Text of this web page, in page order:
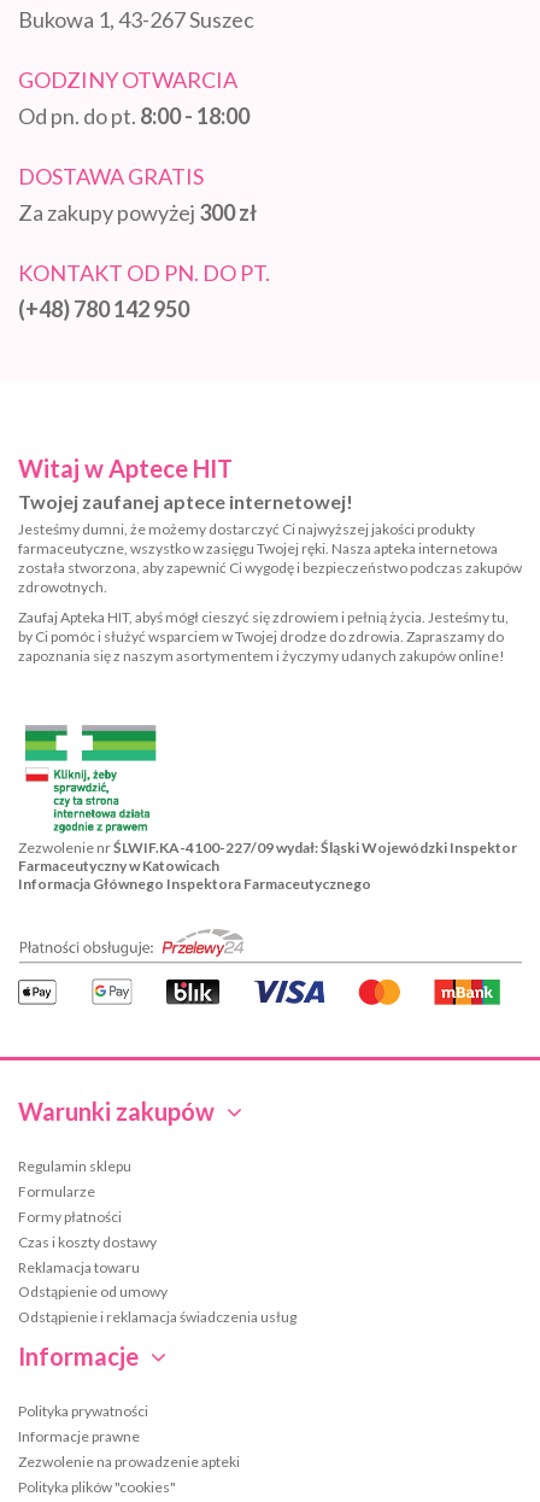
Bukowa 1, 43-267 Suszec
GODZINY OTWARCIA
Od pn. do pt. 8:00 - 18:00
DOSTAWA GRATIS
Za zakupy powyżej 300 zł
KONTAKT OD PN. DO PT.
(+48) 780 142 950
Warunki zakupów
Regulamin sklepu
Formularze
Formy płatności
Czas i koszty dostawy
Reklamacja towaru
Odstąpienie od umowy
Odstąpienie i reklamacja świadczenia usług
Informacje
Polityka prywatności
Informacje prawne
Zezwolenie na prowadzenie apteki
Polityka plików "cookies"
Witaj w Aptece HIT
Twojej zaufanej aptece internetowej!
Jesteśmy dumni, że możemy dostarczyć Ci najwyższej jakości produkty
farmaceutyczne, wszystko w zasięgu Twojej ręki. Nasza apteka internetowa
została stworzona, aby zapewnić Ci wygodę i bezpieczeństwo podczas zakupów
zdrowotnych.
Zaufaj Apteka HIT, abyś mógł cieszyć się zdrowiem i pełnią życia. Jesteśmy tu,
by Ci pomóc i służyć wsparciem w Twojej drodze do zdrowia. Zapraszamy do
zapoznania się z naszym asortymentem i życzymy udanych zakupów online!
Zezwolenie nrŚLWIF.KA-4100-227/09 wydał: Śląski Wojewódzki Inspektor
Farmaceutyczny w Katowicach
Informacja Głównego Inspektora Farmaceutycznego